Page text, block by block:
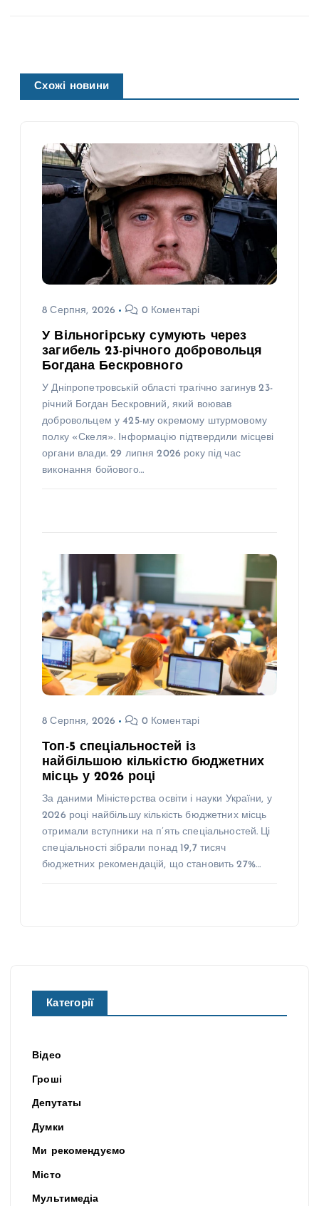
Схожі новини
8 Серпня, 2026 0 Коментарі
У Вільногірську сумують через
загибель 23-річного добровольця
Богдана Бескровного
У Дніпропетровській області трагічно загинув 23-
річний Богдан Бескровний, який воював
добровольцем у 425-му окремому штурмовому
полку «Скеля». Інформацію підтвердили місцеві
органи влади. 29 липня 2026 року під час
виконання бойового…
8 Серпня, 2026 0 Коментарі
Топ-5 спеціальностей із
найбільшою кількістю бюджетних
місць у 2026 році
За даними Міністерства освіти і науки України, у
2026 році найбільшу кількість бюджетних місць
отримали вступники на п’ять спеціальностей. Ці
спеціальності зібрали понад 19,7 тисяч
бюджетних рекомендацій, що становить 27%…
Категорії
Відео
Гроші
Депутаты
Думки
Ми рекомендуємо
Місто
Мультимедіа